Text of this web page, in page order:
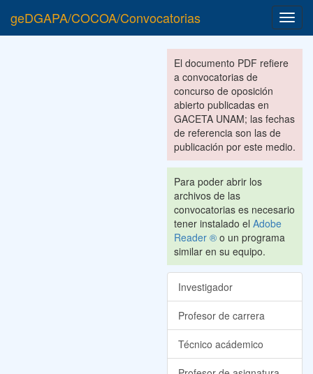
geDGAPA/COCOA/Convocatorias
El documento PDF refiere
a convocatorias de
concurso de oposición
abierto publicadas en
GACETA UNAM; las fechas
de referencia son las de
publicación por este medio.
Para poder abrir los
archivos de las
convocatorias es necesario
tener instalado el Adobe
Reader ® o un programa
similar en su equipo.
Investigador
Profesor de carrera
Técnico acádemico